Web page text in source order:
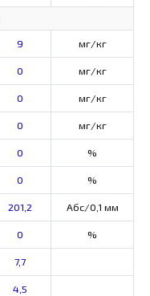
9 мг/кг
0 мг/кг
0 мг/кг
0 мг/кг
0 %
0 %
201,2 Абс/0,1 мм
0 %
7,7
4,5